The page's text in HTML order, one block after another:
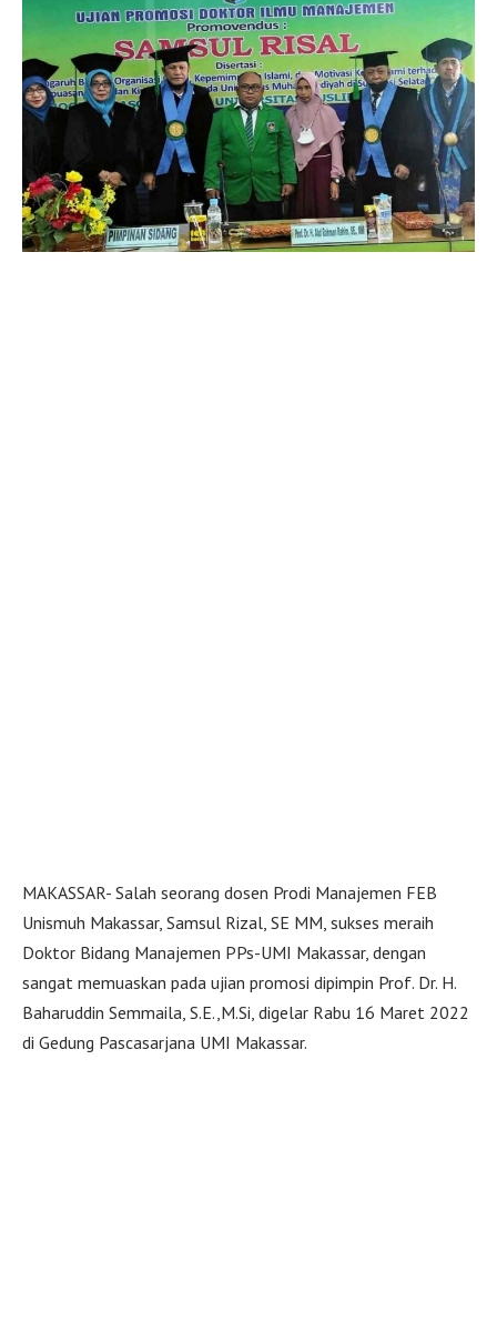
MAKASSAR- Salah seorang dosen Prodi Manajemen FEB
Unismuh Makassar, Samsul Rizal, SE MM, sukses meraih
Doktor Bidang Manajemen PPs-UMI Makassar, dengan
sangat memuaskan pada ujian promosi dipimpin Prof. Dr. H.
Baharuddin Semmaila, S.E.,M.Si, digelar Rabu 16 Maret 2022
di Gedung Pascasarjana UMI Makassar.